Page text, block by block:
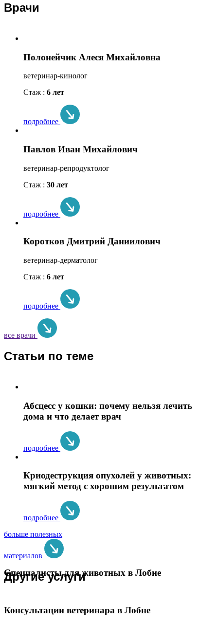
Врачи
Полонейчик Алеся Михайловна
ветеринар-кинолог
Стаж : 6 лет
подробнее
Павлов Иван Михайлович
ветеринар-репродуктолог
Стаж : 30 лет
подробнее
Коротков Дмитрий Даниилович
ветеринар-дерматолог
Стаж : 6 лет
подробнее
все врачи
Статьи по теме
Абсцесс у кошки: почему нельзя лечить
дома и что делает врач
подробнее
Криодеструкция опухолей у животных:
мягкий метод с хорошим результатом
подробнее
больше полезных
материалов
Другие услуги
Специалисты для животных в Лобне
Консультации ветеринара в Лобне